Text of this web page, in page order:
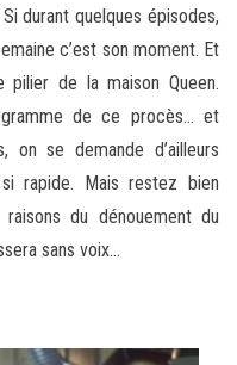
durant quelques épisodes,
c’est son moment. Et
de la maison Queen.
de ce procès… et
se demande d’ailleurs
rapide. Mais restez bien
du dénouement du
sans voix…